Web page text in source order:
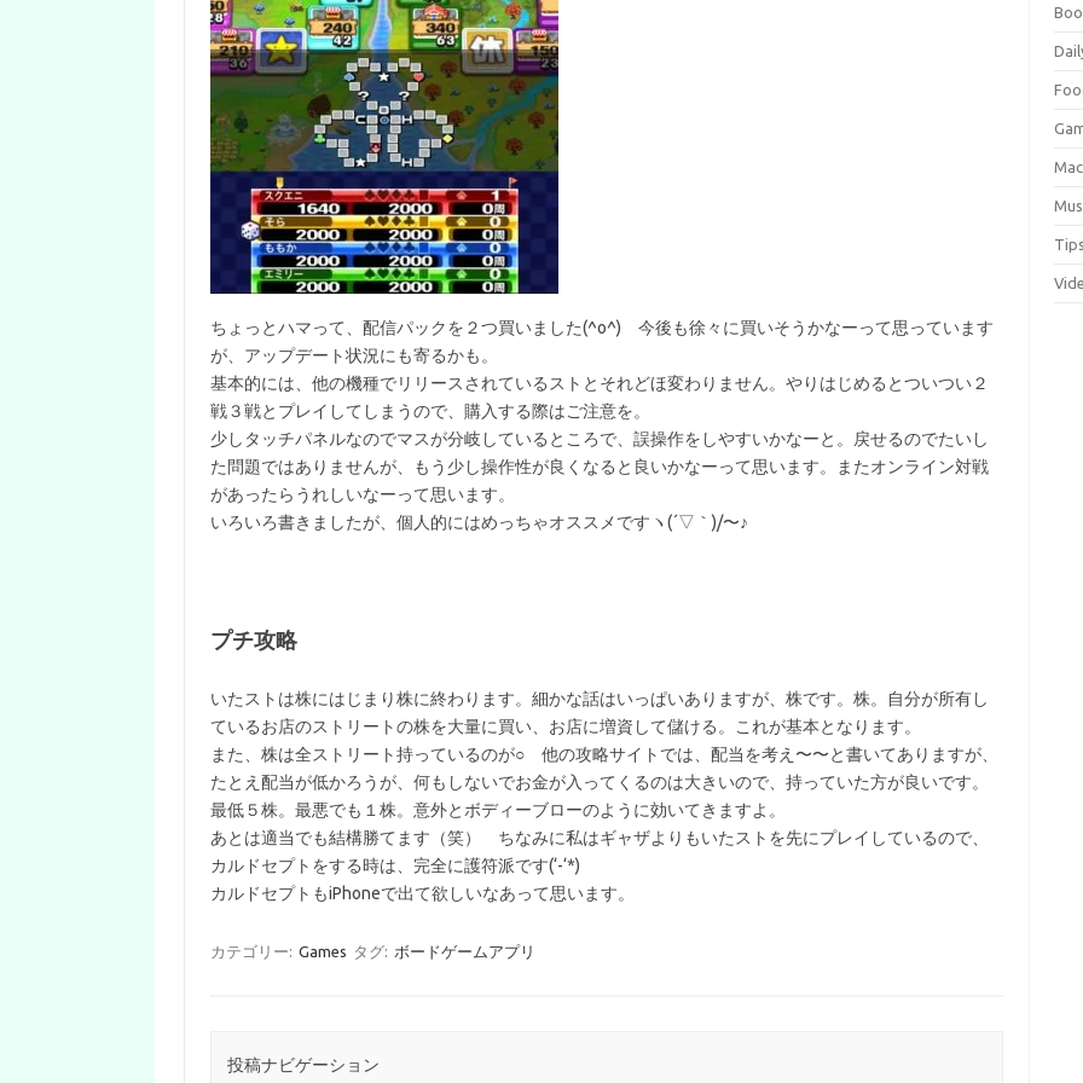
ちょっとハマって、配信パックを２つ買いました(^o^) 今後も徐々に買いそうかなーって思っています
が、アップデート状況にも寄るかも。
基本的には、他の機種でリリースされているストとそれどほ変わりません。やりはじめるとついつい２
戦３戦とプレイしてしまうので、購入する際はご注意を。
少しタッチパネルなのでマスが分岐しているところで、誤操作をしやすいかなーと。戻せるのでたいし
た問題ではありませんが、もう少し操作性が良くなると良いかなーって思います。またオンライン対戦
があったらうれしいなーって思います。
いろいろ書きましたが、個人的にはめっちゃオススメですヽ(´▽｀)/〜♪
プチ攻略
いたストは株にはじまり株に終わります。細かな話はいっぱいありますが、株です。株。自分が所有し
ているお店のストリートの株を大量に買い、お店に増資して儲ける。これが基本となります。
また、株は全ストリート持っているのが○ 他の攻略サイトでは、配当を考え〜〜と書いてありますが、
たとえ配当が低かろうが、何もしないでお金が入ってくるのは大きいので、持っていた方が良いです。
最低５株。最悪でも１株。意外とボディーブローのように効いてきますよ。
あとは適当でも結構勝てます（笑） ちなみに私はギャザよりもいたストを先にプレイしているので、
カルドセプトをする時は、完全に護符派です(‘-‘*)
カルドセプトもiPhoneで出て欲しいなあって思います。
カテゴリー: Games タグ: ボードゲームアプリ
投稿ナビゲーション
Mac
Tips